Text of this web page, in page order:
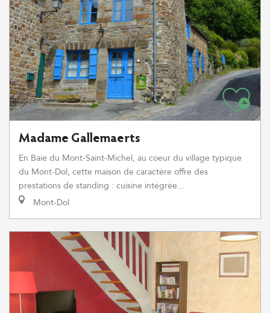
Madame Gallemaerts
En Baie du Mont-Saint-Michel, au coeur du village typique
du Mont-Dol, cette maison de caractère offre des
prestations de standing : cuisine intégrée...
Mont-Dol